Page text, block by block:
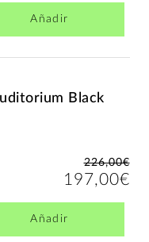
Añadir
Black
226,00€
197,00€
Añadir